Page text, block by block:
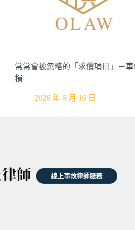
常常會被忽略的「求償項目」－車
損
2026 年 6 月 16 日
線上事故律師服務